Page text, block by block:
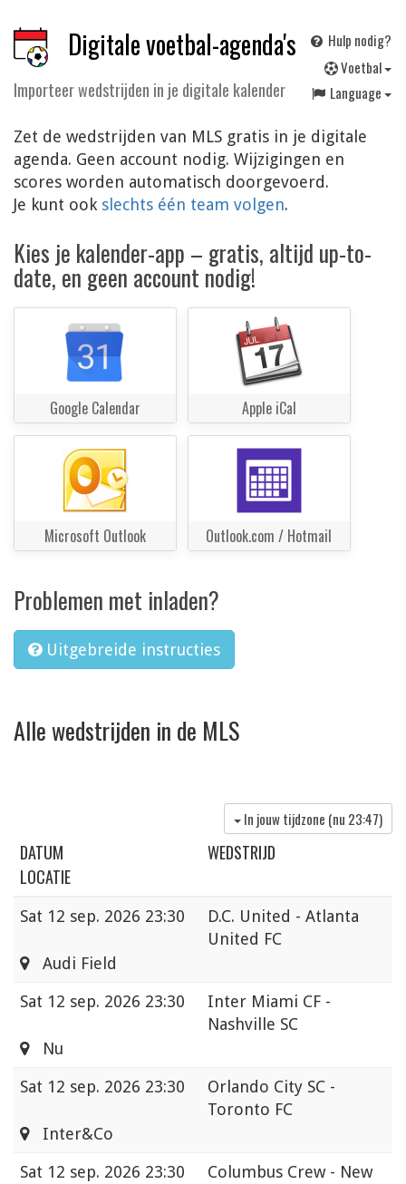
Digitale voetbal-agenda's
Importeer wedstrijden in je digitale kalender
Hulp nodig?
Voetbal
Language
Zet de wedstrijden van MLS gratis in je digitale
agenda. Geen account nodig. Wijzigingen en
scores worden automatisch doorgevoerd.
Je kunt ook slechts één team volgen.
Kies je kalender-app – gratis, altijd up-to-
date, en geen account nodig!
Google Calendar Apple iCal
Microsoft Outlook Outlook.com / Hotmail
Problemen met inladen?
Uitgebreide instructies
Alle wedstrijden in de MLS
In jouw tijdzone (nu 23:47)
DATUM
WEDSTRIJD
LOCATIE
Sat 12 sep. 2026 23:30
D.C. United - Atlanta
United FC
Audi Field
Sat 12 sep. 2026 23:30
Inter Miami CF -
Nashville SC
Nu
Sat 12 sep. 2026 23:30
Orlando City SC -
Toronto FC
Inter&Co
Sat 12 sep. 2026 23:30
Columbus Crew - New